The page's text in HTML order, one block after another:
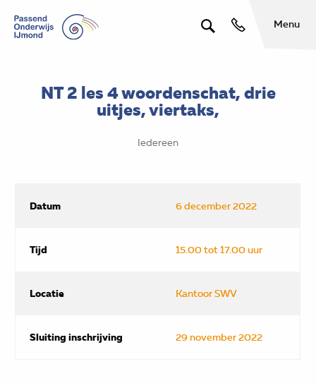
Menu
NT 2 les 4 woordenschat, drie
uitjes, viertaks,
Iedereen
Datum 6 december 2022
Tijd 15.00 tot 17.00 uur
Locatie Kantoor SWV
Sluiting inschrijving 29 november 2022